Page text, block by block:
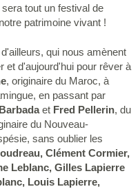
tout un festival de
patrimoine vivant !
qui nous amènent
et d'aujourd'hui pour rêver à
, originaire du Maroc, à
en passant par
Barbadaet Fred Pellerin, du
du Nouveau-
sans oublier les
Clément Cormier,
Leblanc, Gilles Lapierre
Louis Lapierre,